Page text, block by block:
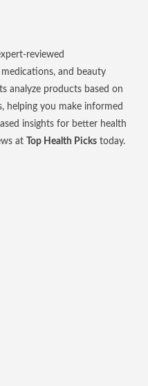
reviewed
and beauty
analyze products based on
helping you make informed
insights for better health
at Top Health Picks today.